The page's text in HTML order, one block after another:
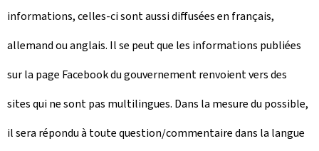
informations, celles-ci sont aussi diffusées en français,
allemand ou anglais. Il se peut que les informations publiées
sur la page Facebook du gouvernement renvoient vers des
sites qui ne sont pas multilingues. Dans la mesure du possible,
il sera répondu à toute question/commentaire dans la langue